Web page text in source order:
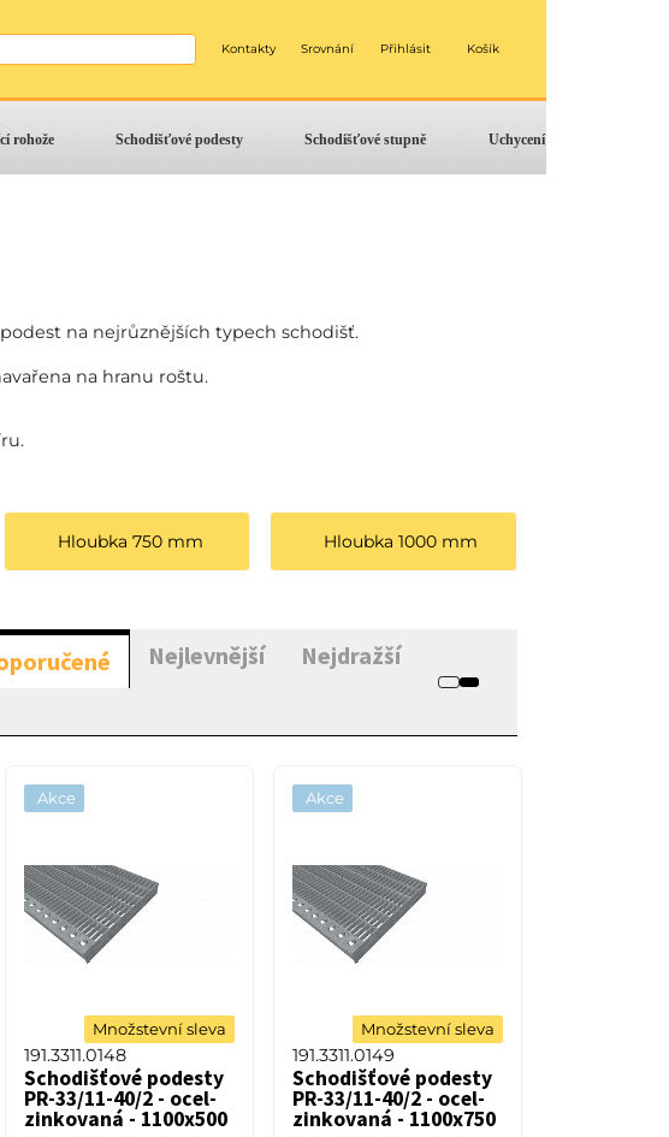
Kontakty Srovnání Přihlásit Košík
rohože Schodišťové podesty Schodišťové stupně Uchycení
na nejrůznějších typech schodišť.
na hranu roštu.
Hloubka 750 mm Hloubka 1000 mm
Nejlevnější Nejdražší
Akce
Množstevní sleva
191.3311.0148
Schodišťové podesty
PR-33/11-40/2 - ocel-
zinkovaná - 1100x500
Akce
Množstevní sleva
191.3311.0149
Schodišťové podesty
PR-33/11-40/2 - ocel-
zinkovaná - 1100x750